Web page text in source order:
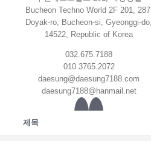
제목
Bucheon Techno World 2F 201, 287,
Doyak-ro, Bucheon-si, Gyeonggi-do,
14522, Republic of Korea
032.675.7188
010.3765.2072
daesung@daesung7188.com
daesung7188@hanmail.net